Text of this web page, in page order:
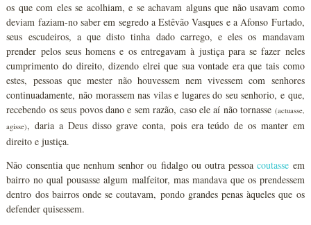
os que com eles se acolhiam, e se achavam alguns que não usavam como
deviam faziam-no saber em segredo a Estêvão Vasques e a Afonso Furtado,
seus escudeiros, a que disto tinha dado carrego, e eles os mandavam
prender pelos seus homens e os entregavam à justiça para se fazer neles
cumprimento do direito, dizendo elrei que sua vontade era que tais como
estes, pessoas que mester não houvessem nem vivessem com senhores
continuadamente, não morassem nas vilas e lugares do seu senhorio, e que,
recebendo os seus povos dano e sem razão, caso ele aí não tornasse (actuasse,
agisse), daria a Deus disso grave conta, pois era teúdo de os manter em
direito e justiça.
Não consentia que nenhum senhor ou fidalgo ou outra pessoacoutasse em
bairro no qual pousasse algum malfeitor, mas mandava que os prendessem
dentro dos bairros onde se coutavam, pondo grandes penas àqueles que os
defender quisessem.